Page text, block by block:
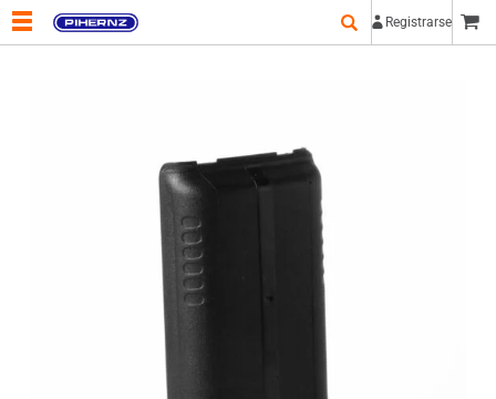
Registrarse